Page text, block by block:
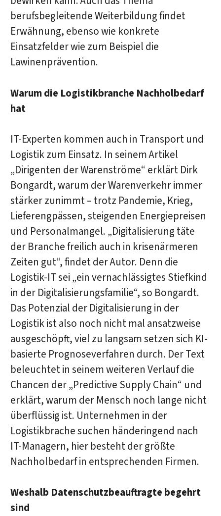
berufsbegleitende Weiterbildung findet
Erwähnung, ebenso wie konkrete
Einsatzfelder wie zum Beispiel die
Lawinenprävention.
Warum die Logistikbranche Nachholbedarf
hat
IT-Experten kommen auch in Transport und
Logistik zum Einsatz. In seinem Artikel
„Dirigenten der Warenströme“ erklärt Dirk
Bongardt, warum der Warenverkehr immer
stärker zunimmt – trotz Pandemie, Krieg,
Lieferengpässen, steigenden Energiepreisen
und Personalmangel. „Digitalisierung täte
der Branche freilich auch in krisenärmeren
Zeiten gut“, findet der Autor. Denn die
Logistik-IT sei „ein vernachlässigtes Stiefkind
in der Digitalisierungsfamilie“, so Bongardt.
Das Potenzial der Digitalisierung in der
Logistik ist also noch nicht mal ansatzweise
ausgeschöpft, viel zu langsam setzen sich KI-
basierte Prognoseverfahren durch. Der Text
beleuchtet in seinem weiteren Verlauf die
Chancen der „Predictive Supply Chain“ und
erklärt, warum der Mensch noch lange nicht
überflüssig ist. Unternehmen in der
Logistikbrache suchen händeringend nach
IT-Managern, hier besteht der größte
Nachholbedarf in entsprechenden Firmen.
Weshalb Datenschutzbeauftragte begehrt
sind